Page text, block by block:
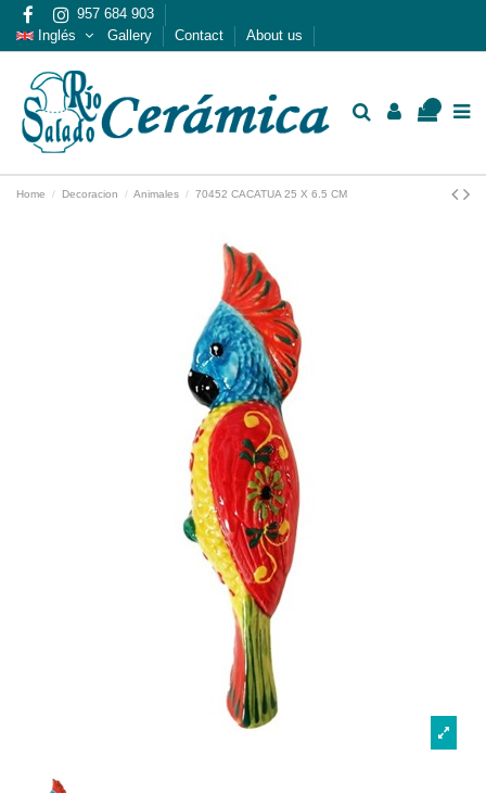
957 684 903
Inglés
Gallery Contact About us
Home Decoracion Animales 70452 CACATUA 25 X 6.5 CM